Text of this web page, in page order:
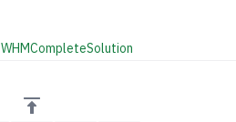
WHMCompleteSolution